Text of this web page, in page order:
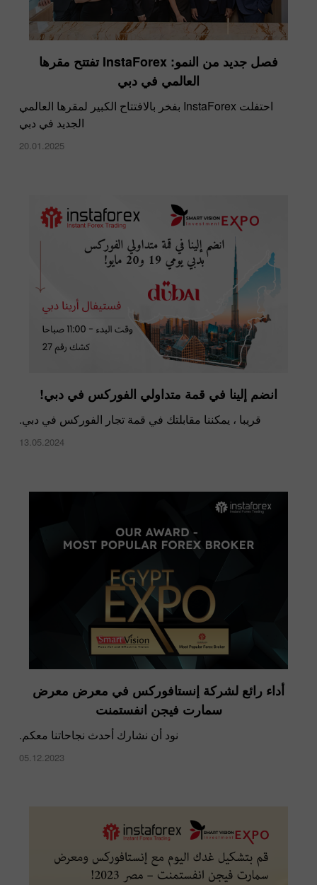
الفائزة بحملة اربح بي إم دبليو إكس6 من إنستافوركس
13.03.2019
​فصل جديد من النمو: InstaForex تفتتح مقرها
العالمي في دبي
احتفلت InstaForex بفخر بالافتتاح الكبير لمقرها العالمي
الجديد في دبي
20.01.2025
انضم إلينا في قمة متداولي الفوركس في دبي!
قريبا ، يمكننا مقابلتك في قمة تجار الفوركس في دبي.
13.05.2024
أداء رائع لشركة إنستافوركس في معرض معرض
سمارت فيجن انفستمنت
نود أن نشارك أحدث نجاحاتنا معكم.
05.12.2023